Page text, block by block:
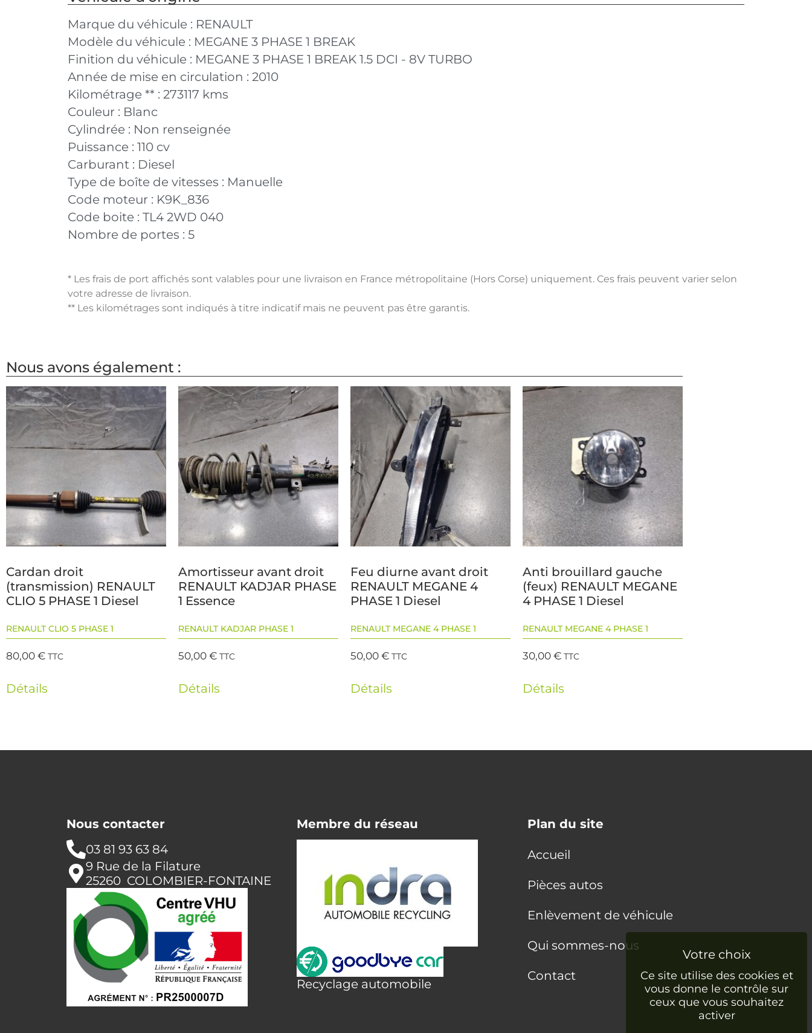
Marque du véhicule : RENAULT
Modèle du véhicule : MEGANE 3 PHASE 1 BREAK
Finition du véhicule : MEGANE 3 PHASE 1 BREAK 1.5 DCI - 8V TURBO
Année de mise en circulation : 2010
Kilométrage ** : 273117 kms
Couleur : Blanc
Cylindrée : Non renseignée
Puissance : 110 cv
Carburant : Diesel
Type de boîte de vitesses : Manuelle
Code moteur : K9K_836
Code boite : TL4 2WD 040
Nombre de portes : 5
* Les frais de port affichés sont valables pour une livraison en France métropolitaine (Hors Corse) uniquement. Ces frais peuvent varier selon
votre adresse de livraison.
** Les kilométrages sont indiqués à titre indicatif mais ne peuvent pas être garantis.
Nous avons également :
Cardan droit
(transmission) RENAULT
CLIO 5 PHASE 1 Diesel
RENAULT CLIO 5 PHASE 1
80,00€ TTC
Détails
Amortisseur avant droit
RENAULT KADJAR PHASE
1 Essence
RENAULT KADJAR PHASE 1
50,00€ TTC
Détails
Feu diurne avant droit
RENAULT MEGANE 4
PHASE 1 Diesel
RENAULT MEGANE 4 PHASE 1
50,00€ TTC
Détails
Anti brouillard gauche
(feux) RENAULT MEGANE
4 PHASE 1 Diesel
RENAULT MEGANE 4 PHASE 1
30,00€ TTC
Détails
Nous contacter
03 81 93 63 84
9 Rue de la Filature
25260 COLOMBIER-FONTAINE
Membre du réseau
Recyclage automobile
Plan du site
Accueil
Pièces autos
Enlèvement de véhicule
Qui sommes-nous
Contact
Ce site utilise des cookies et
vous donne le contrôle sur
ceux que vous souhaitez
activer